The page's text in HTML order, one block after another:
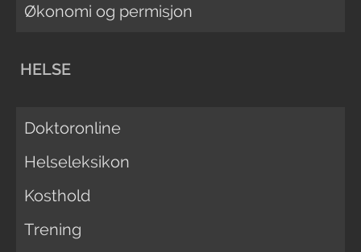
Økonomi og permisjon
HELSE
Doktoronline
Helseleksikon
Kosthold
Trening